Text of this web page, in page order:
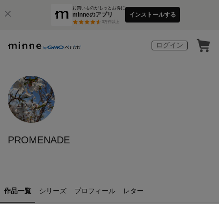
お買いものがもっとお得に
minneのアプリ
3万件以上
インストールする
ログイン
PROMENADE
作品一覧 シリーズ プロフィール レター